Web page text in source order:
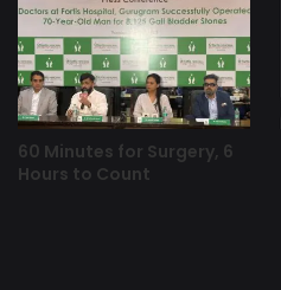
60 Minutes for Surgery, 6
Hours to Count